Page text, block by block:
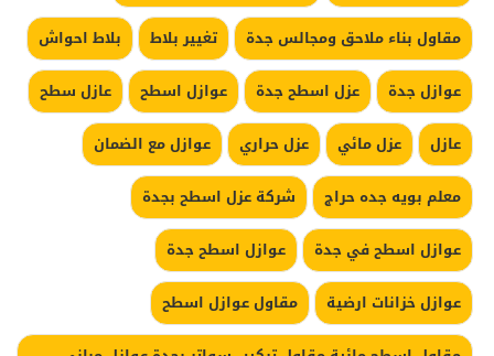
مقاول بناء ملاحق ومجالس جدة
تغيير بلاط
بلاط احواش
عوازل جدة
عزل اسطح جدة عوازل اسطح
عازل سطح
عازل
عزل مائي عزل حراري
عوازل مع الضمان
معلم بويه جده حراج
شركة عزل اسطح بجدة
عوازل اسطح في جدة
عوازل اسطح جدة
عوازل خزانات ارضية
مقاول عوازل اسطح